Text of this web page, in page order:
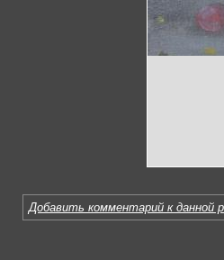
Добавить комментарий к данной